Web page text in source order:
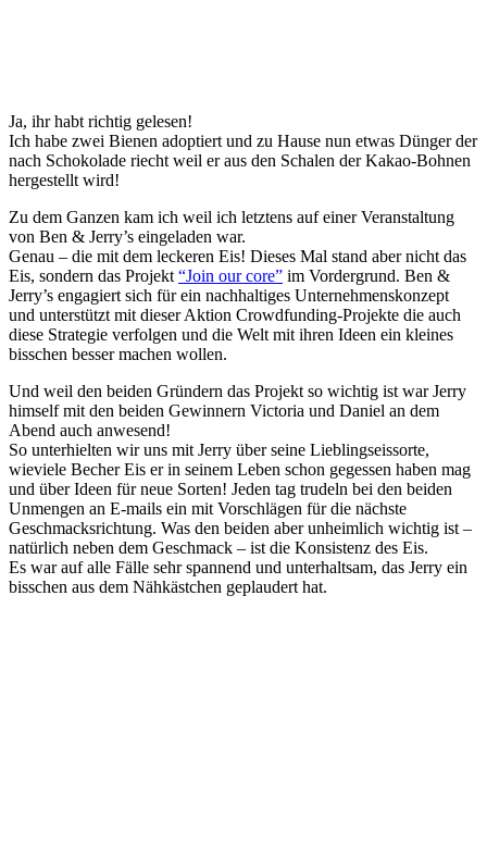
Ja, ihr habt richtig gelesen!
Ich habe zwei Bienen adoptiert und zu Hause nun etwas Dünger der
nach Schokolade riecht weil er aus den Schalen der Kakao-Bohnen
hergestellt wird!
Zu dem Ganzen kam ich weil ich letztens auf einer Veranstaltung
von Ben & Jerry’s eingeladen war.
Genau – die mit dem leckeren Eis! Dieses Mal stand aber nicht das
Eis, sondern das Projekt“Join our core” im Vordergrund. Ben &
Jerry’s engagiert sich für ein nachhaltiges Unternehmenskonzept
und unterstützt mit dieser Aktion Crowdfunding-Projekte die auch
diese Strategie verfolgen und die Welt mit ihren Ideen ein kleines
bisschen besser machen wollen.
Und weil den beiden Gründern das Projekt so wichtig ist war Jerry
himself mit den beiden Gewinnern Victoria und Daniel an dem
Abend auch anwesend!
So unterhielten wir uns mit Jerry über seine Lieblingseissorte,
wieviele Becher Eis er in seinem Leben schon gegessen haben mag
und über Ideen für neue Sorten! Jeden tag trudeln bei den beiden
Unmengen an E-mails ein mit Vorschlägen für die nächste
Geschmacksrichtung. Was den beiden aber unheimlich wichtig ist –
natürlich neben dem Geschmack – ist die Konsistenz des Eis.
Es war auf alle Fälle sehr spannend und unterhaltsam, das Jerry ein
bisschen aus dem Nähkästchen geplaudert hat.